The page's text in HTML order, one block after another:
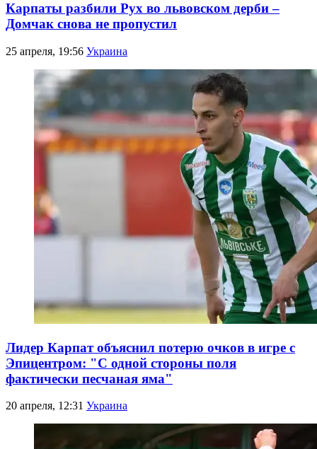
Карпаты разбили Рух во львовском дерби –
Домчак снова не пропустил
25 апреля, 19:56 Украина
Лидер Карпат объяснил потерю очков в игре с
Эпицентром: "С одной стороны поля
фактически песчаная яма"
20 апреля, 12:31 Украина